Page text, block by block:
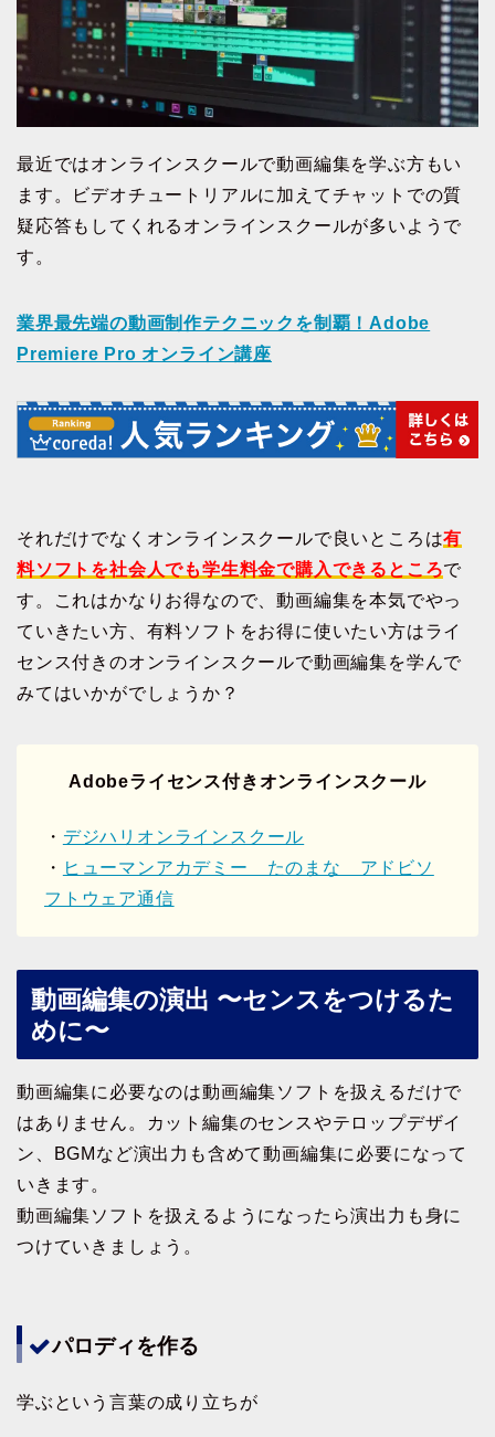
最近ではオンラインスクールで動画編集を学ぶ方もい
ます。ビデオチュートリアルに加えてチャットでの質
疑応答もしてくれるオンラインスクールが多いようで
す。
業界最先端の動画制作テクニックを制覇！Adobe
Premiere Pro オンライン講座
それだけでなくオンラインスクールで良いところは有
料ソフトを社会人でも学生料金で購入できるところで
す。これはかなりお得なので、動画編集を本気でやっ
ていきたい方、有料ソフトをお得に使いたい方はライ
センス付きのオンラインスクールで動画編集を学んで
みてはいかがでしょうか？
Adobeライセンス付きオンラインスクール
・ デジハリオンラインスクール
・ ヒューマンアカデミー たのまな アドビソ
フトウェア通信
動画編集の演出 〜センスをつけるた
めに〜
動画編集に必要なのは動画編集ソフトを扱えるだけで
はありません。カット編集のセンスやテロップデザイ
ン、BGMなど演出力も含めて動画編集に必要になって
いきます。
動画編集ソフトを扱えるようになったら演出力も身に
つけていきましょう。
パロディを作る
学ぶという言葉の成り立ちが